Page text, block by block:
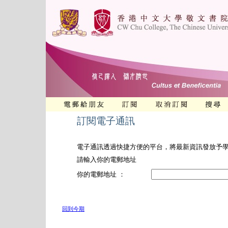
訂閱電子通訊
電子通訊透過快捷方便的平台，將最新資訊發放予
請輸入你的電郵地址
你的電郵地址 ：
回到今期